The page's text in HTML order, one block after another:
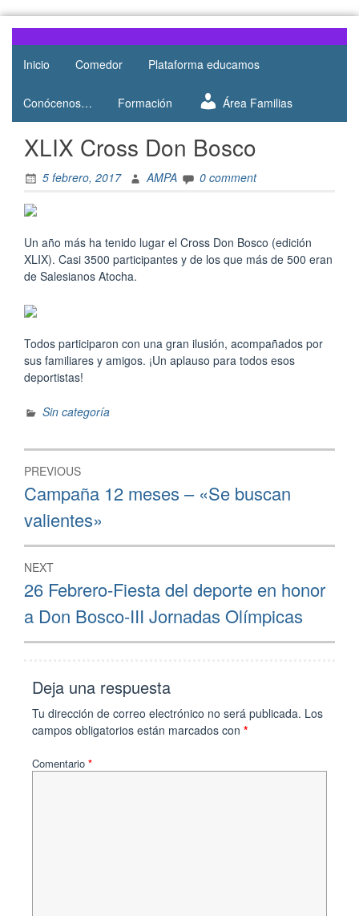
contentAMPA
Salesianos
Atocha
AMPA del
Colegio
de Atocha
Inicio Comedor Plataforma educamos
Conócenos… Formación Área Familias
XLIX Cross Don Bosco
5 febrero, 2017 AMPA 0 comment
Un año más ha tenido lugar el Cross Don Bosco (edición
XLIX). Casi 3500 participantes y de los que más de 500 eran
de Salesianos Atocha.
Todos participaron con una gran ilusión, acompañados por
sus familiares y amigos. ¡Un aplauso para todos esos
deportistas!
Sin categoría
Navegación
de
entradas
PREVIOUS
Previous
post:
Campaña 12 meses – «Se buscan
valientes»
NEXT
Next
post:
26 Febrero-Fiesta del deporte en honor
a Don Bosco-III Jornadas Olímpicas
Deja una respuesta
Tu dirección de correo electrónico no será publicada. Los
campos obligatorios están marcados con *
Comentario *